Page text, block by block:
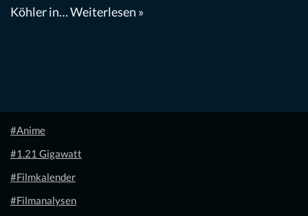
Köhler in…Weiterlesen »
#Anime
#1.21 Gigawatt
#Filmkalender
#Filmanalysen